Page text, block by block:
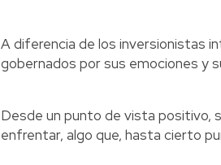
A diferencia de los inversionistas
gobernados por sus emociones y
Desde un punto de vista positivo,
enfrentar, algo que, hasta cierto